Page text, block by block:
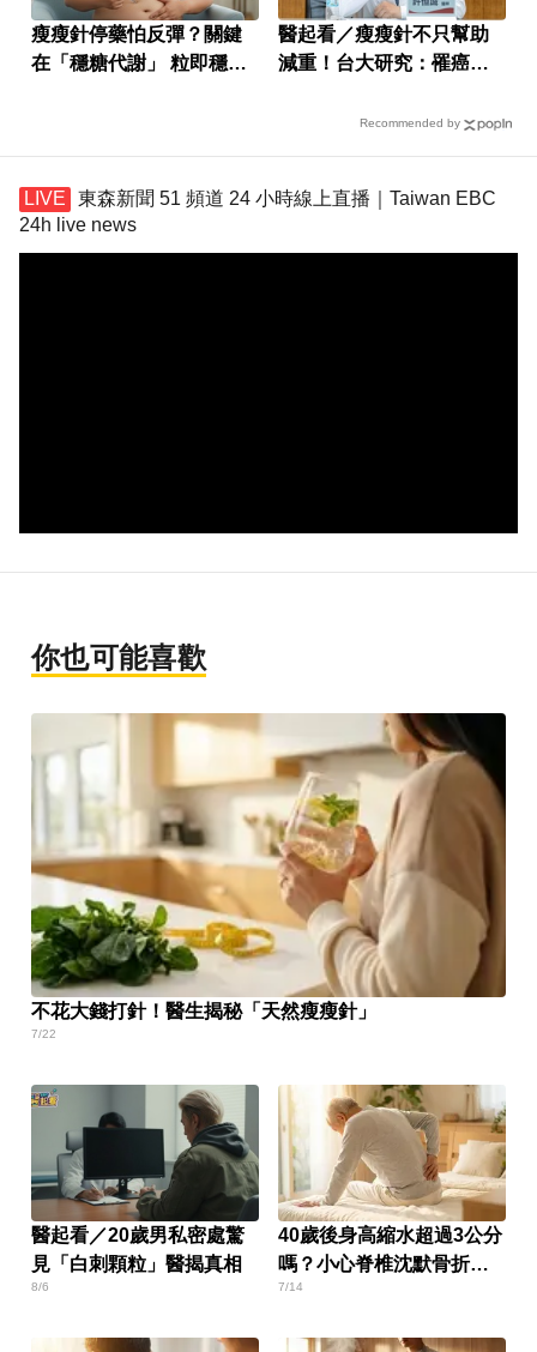
瘦瘦針停藥怕反彈？關鍵
在「穩糖代謝」 粒即穩成
醫起看／瘦瘦針不只幫助
減重！台大研究：罹癌風
Recommended by
東森新聞 51 頻道 24 小時線上直播｜Taiwan EBC
24h live news
你也可能喜歡
不花大錢打針！醫生揭秘「天然瘦瘦針」
7/22
醫起看／20歲男私密處驚
見「白刺顆粒」醫揭真相
8/6
40歲後身高縮水超過3公分
嗎？小心脊椎沈默骨折正
在發生中
7/14